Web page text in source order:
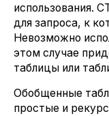
использования.
для запроса, к
Невозможно
этом случае
таблицы или
Обобщенные
простые и